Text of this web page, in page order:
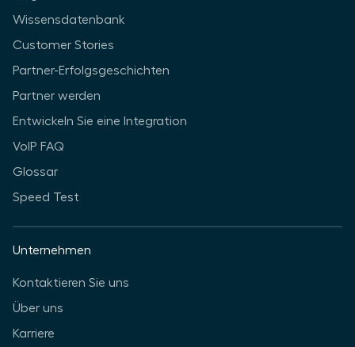
Wissensdatenbank
Customer Stories
Partner-Erfolgsgeschichten
Partner werden
Entwickeln Sie eine Integration
VoIP FAQ
Glossar
Speed Test
Unternehmen
Kontaktieren Sie uns
Über uns
Karriere